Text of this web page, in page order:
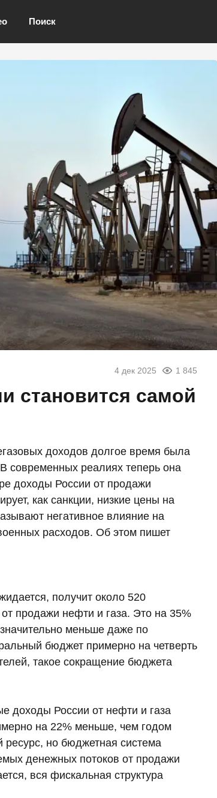
Поиск
4 дек 2025 1 845
становится самой
доходов долгое время была
современных реалиях теперь она
доходы России от продажи
как санкции, низкие цены на
негативное влияние на
расходов. Об этом пишет
получит около 520
продажи нефти и газа. Это на 35%
меньше даже по
бюджет примерно на четверть
такое сокращение бюджета
доходы России от нефти и газа
на 22% меньше, чем годом
но бюджетная система
денежных потоков от продажи
вся фискальная структура